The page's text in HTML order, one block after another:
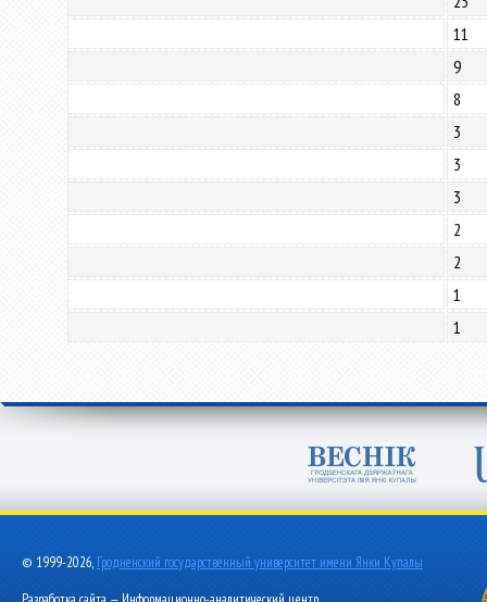
11
9
8
3
3
3
2
2
1
1
© 1999-2026, Гродненский государственный университет имени Янки Купалы